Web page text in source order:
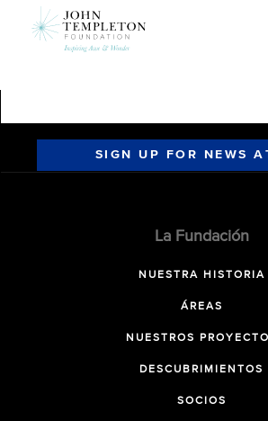
SIGN UP FOR NEWS
La Fundación
NUESTRA HISTORIA
ÁREAS
NUESTROS
DESCUBRIMIENTOS
SOCIOS